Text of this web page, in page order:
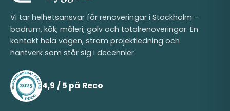
Vi tar helhetsansvar för renoveringar i Stockholm -
badrum, kök, måleri, golv och totalrenoveringar. En
kontakt hela vägen, stram projektledning och
hantverk som står sig i decennier.
4,9 / 5 på Reco